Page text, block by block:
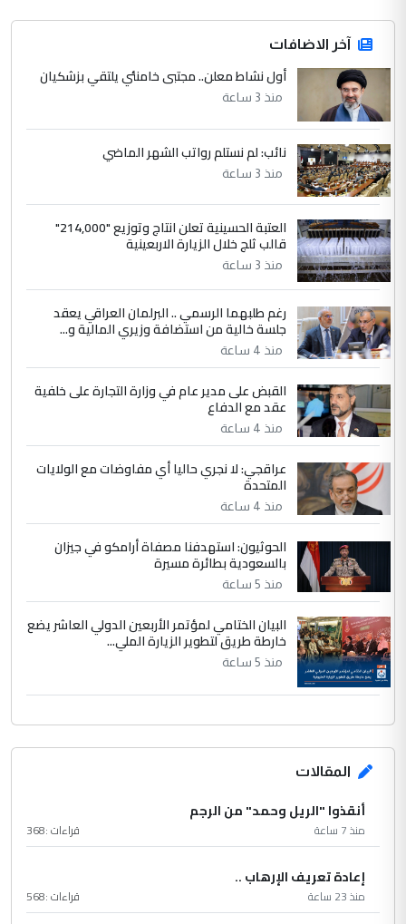
المشترك لا تستهدف أية دولة ومفتوحة لانضمام
الدول الشقيقة
4 يوسف غزوان عصمت
التعليق : بكالوريوس فيزياء طبية متزوج و
إكمال دراستي داخل ...
الموضوع :
السعودية توافق على الاستمرار في
إعطاء 100 منحة دراسية للطلبة العراقيين في
جامعاتها سنويا
عبد الأمير جاسم هليل
التعليق : نحن اباء الطلاب الأوائل على العراق
نتشرف بلقاء السيد احمد الصافي في العتبات
الحسنية لزرع ...
الموضوع :
مكتب السيد احمد الصافي : لا يوجود
لدينا اي حساب على الفيس بوك وتويتر
آخر الاضافات
أول نشاط معلن.. مجتبى خامنئي يلتقي بزشكيان
منذ 3 ساعة
نائب: لم نستلم رواتب الشهر الماضي
منذ 3 ساعة
العتبة الحسينية تعلن انتاج وتوزيع "214,000"
قالب ثلج خلال الزيارة الاربعينية
منذ 3 ساعة
رغم طلبهما الرسمي .. البرلمان العراقي يعقد
جلسة خالية من استضافة وزيري المالية و...
منذ 4 ساعة
القبض على مدير عام في وزارة التجارة على خلفية
عقد مع الدفاع
منذ 4 ساعة
عراقجي: لا نجري حاليا أي مفاوضات مع الولايات
المتحدة
منذ 4 ساعة
الحوثيون: استهدفنا مصفاة أرامكو في جيزان
بالسعودية بطائرة مسيرة
منذ 5 ساعة
البيان الختامي لمؤتمر الأربعين الدولي العاشر يضع
خارطة طريق لتطوير الزيارة الملي...
منذ 5 ساعة
المقالات
أنقذوا "الريل وحمد" من الرجم
منذ 7 ساعة قراءات :368
إعادة تعريف الإرهاب ..
منذ 23 ساعة قراءات :568